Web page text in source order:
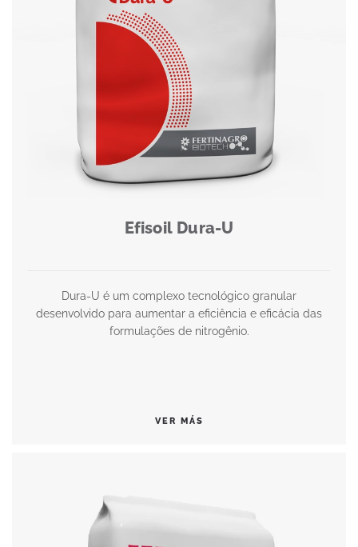
Efisoil Dura-U
Dura-U é um complexo tecnológico granular
desenvolvido para aumentar a eficiência e eficácia das
formulações de nitrogênio.
VER MÁS